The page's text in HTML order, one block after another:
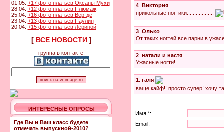
01.05. +17 фото платьев Оксаны Мухи
28.04. +12 фото платьев Плюмаж
25.04. +16 фото платьев Вер-де
23.04. +13 фото платьев Паулин
20.04. +15 фото платьев Лериной
[ ВСЕ НОВОСТИ]
группа в контакте:
ИНТЕРЕСНЫЕ ОПРОСЫ
Где Вы и Ваш класс будете
отмечать выпускной-2010?
4 Виктория
прикольные ногтики..................
3 Олько
От таких ногтей все парни в
2 натали и настя
Ужасные ногти!
1 галя
ваще кайф!! просто супер! хочу
Имя *:
Email: